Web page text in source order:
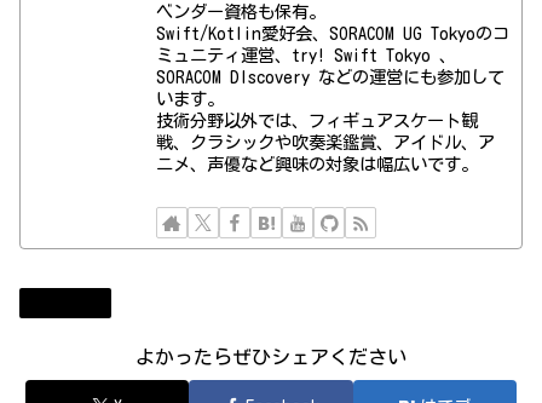
ベンダー資格も保有。
Swift/Kotlin愛好会、SORACOM UG Tokyoのコ
ミュニティ運営、try! Swift Tokyo 、
SORACOM DIscovery などの運営にも参加して
います。
技術分野以外では、フィギュアスケート観
戦、クラシックや吹奏楽鑑賞、アイドル、ア
ニメ、声優など興味の対象は幅広いです。
よかったらぜひシェアください